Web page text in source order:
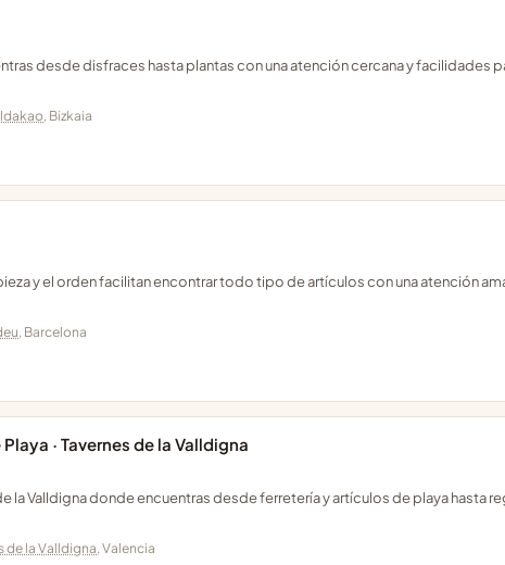
desde disfraces hasta plantas con una atención cercana y facilidades
, Bizkaia
y el orden facilitan encontrar todo tipo de artículos con una atención
, Barcelona
· Tavernes de la Valldigna
la Valldigna donde encuentras desde ferretería y artículos de playa hasta
de la Valldigna, Valencia